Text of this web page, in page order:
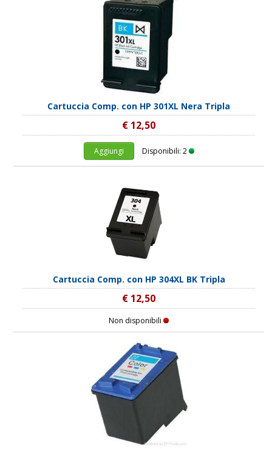
Cartuccia Comp. con HP 301XL Nera Tripla
€ 12,50
Aggiungi Disponibili: 2
Cartuccia Comp. con HP 304XL BK Tripla
€ 12,50
Non disponibili